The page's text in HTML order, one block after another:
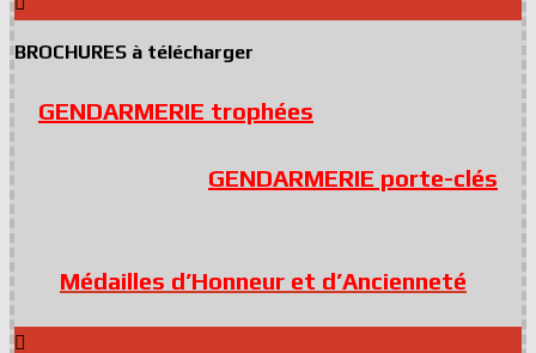
BROCHURES à télécharger
GENDARMERIE trophées
GENDARMERIE porte-clés
Médailles d’Honneur et d’Ancienneté